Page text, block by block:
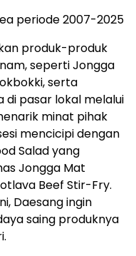
periode 2007-2025
produk-produk
seperti Jongga
serta
di pasar lokal melalui
minat pihak
mencicipi dengan
Salad yang
Jongga Mat
Beef Stir-Fry.
Daesang ingin
saing produknya